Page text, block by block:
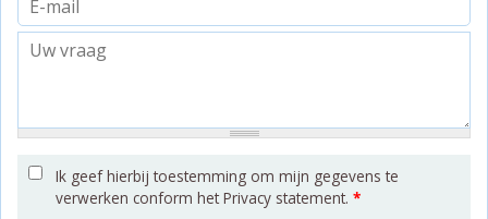
Ik geef hierbij toestemming om mijn gegevens te
verwerken conform het Privacy statement. *